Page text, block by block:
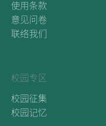
使用条款
意见问卷
联络我们
校园专区
校园征集
校园记忆